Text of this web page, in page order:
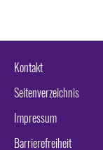
Kontakt
Seitenverzeichnis
Impressum
Barrierefreiheit